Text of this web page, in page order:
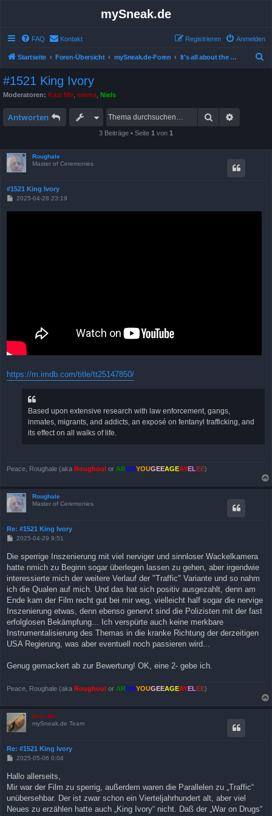
mySneak.de
FAQ Kontakt Anmelden
Registrieren
Startseite Foren-Übersicht mySneak.de-Foren It's all about the movies!
#1521 King Ivory
Moderatoren: Kasi Mir emma Niels
Antworten Suche
3 Beiträge • Seite 1 von 1
Roughale
Master of Ceremonies
#1521 King Ivory
B
i
2025-04-28 23:19
https://m.imdb.com/title/tt25147850/
Based upon extensive research with law enforcement, gangs,
inmates, migrants, and addicts, an exposé on fentanyl trafficking, and
its effect on all walks of life.
Peace, Roughale (aka Roughoul or AROHYOUGEEAGEAYELEE)
Roughale
Master of Ceremonies
Re: #1521 King Ivory
B
t
r
g
2025-04-29 9:51
Die sperrige Inszenierung mit viel nerviger und sinnloser Wackelkamera
hatte nmich zu Beginn sogar überlegen lassen zu gehen, aber irgendwie
interessierte mich der weitere Verlauf der "Traffic" Variante und so nahm
ich die Qualen auf mich. Und das hat sich positiv ausgezahlt, denn am
Ende kam der Film recht gut bei mir weg, vielleicht half sogar die nervige
Inszenierung etwas, denn ebenso genervt sind die Polizisten mit der fast
erfolglosen Bekämpfung... Ich verspürte auch keine merkbare
Instrumentalisierung des Themas in die kranke Richtung der derzeitigen
USA Regierung, was aber eventuell noch passieren wird...
Genug gemackert ab zur Bewertung! OK, eine 2- gebe ich.
Peace, Roughale (aka Roughoul or AROHYOUGEEAGEAYELEE)
Kasi Mir
mySneak.de Team
Re: #1521 King Ivory
B
t
r
g
2025-05-06 0:04
Hallo allerseits,
Mir war der Film zu sperrig, außerdem waren die Parallelen zu „Traffic“
unübersehbar. Der ist zwar schon ein Vierteljahrhundert alt, aber viel
Neues zu erzählen hatte auch „King Ivory“ nicht. Daß der „War on Drugs“